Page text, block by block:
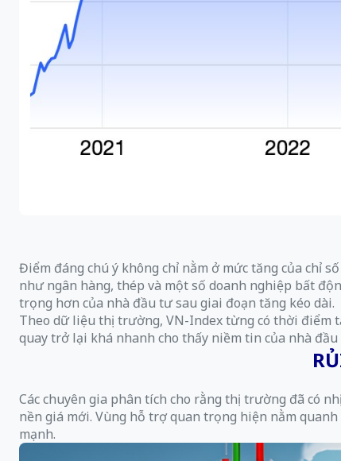
Điểm đáng chú ý không chỉ nằm ở mức tăng của chỉ
như ngân hàng, thép và một số doanh nghiệp bất
trọng hơn của nhà đầu tư sau giai đoạn tăng kéo dài.
Theo dữ liệu thị trường, VN-Index từng có thời điểm
quay trở lại khá nhanh cho thấy niềm tin của nhà
Các chuyên gia phân tích cho rằng thị trường đã có
nền giá mới. Vùng hỗ trợ quan trọng hiện nằm
mạnh.